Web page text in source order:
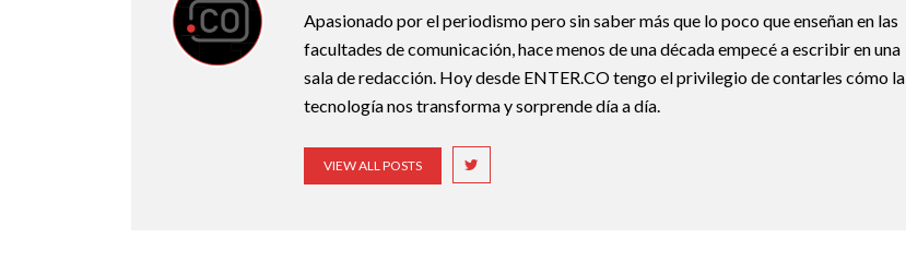
Apasionado por el periodismo pero sin saber más que lo poco que enseñan en las
facultades de comunicación, hace menos de una década empecé a escribir en una
sala de redacción. Hoy desde ENTER.CO tengo el privilegio de contarles cómo la
tecnología nos transforma y sorprende día a día.
VIEW ALL POSTS